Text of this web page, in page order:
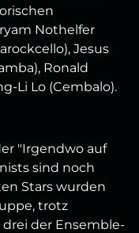
Nothelfer
Jesus
Ronald
Li Lo (Cembalo).
"Irgendwo auf
sind noch
Stars wurden
trotz
der Ensemble-